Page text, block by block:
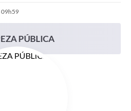
09h59
PÚBLICA